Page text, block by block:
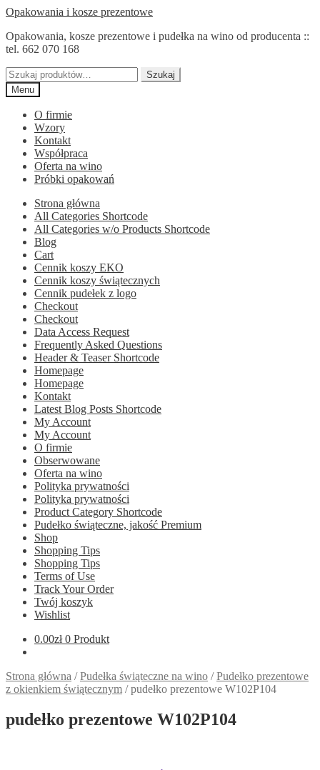
Przejdź
nawigacji
Przejdź
treści
Opakowania i kosze prezentowe
Opakowania, kosze prezentowe i pudełka na wino od producenta ::
tel. 662 070 168
Szukaj:
Szukaj
Menu
O firmie
Wzory
Kontakt
Współpraca
Oferta na wino
Próbki opakowań
Strona główna
All Categories Shortcode
All Categories w/o Products Shortcode
Blog
Cart
Cennik koszy EKO
Cennik koszy świątecznych
Cennik pudełek z logo
Checkout
Checkout
Data Access Request
Frequently Asked Questions
Header & Teaser Shortcode
Homepage
Homepage
Kontakt
Latest Blog Posts Shortcode
My Account
My Account
O firmie
Obserwowane
Oferta na wino
Polityka prywatności
Polityka prywatności
Product Category Shortcode
Pudełko świąteczne, jakość Premium
Shop
Shopping Tips
Shopping Tips
Terms of Use
Track Your Order
Twój koszyk
Wishlist
0.00zł 0 Produkt
Strona główna /Pudełka świąteczne na wino /Pudełko prezentowe
z okienkiem świątecznym /pudełko prezentowe W102P104
pudełko prezentowe W102P104